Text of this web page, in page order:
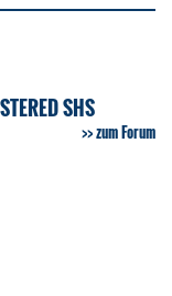
SHS
zum Forum